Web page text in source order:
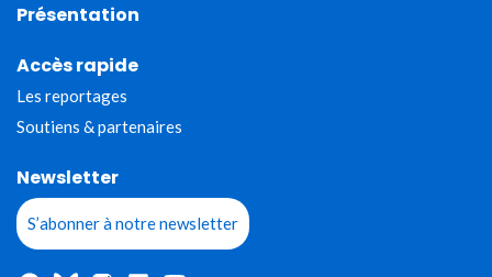
Présentation
Accès rapide
Les reportages
Soutiens & partenaires
Newsletter
S’abonner à notre newsletter